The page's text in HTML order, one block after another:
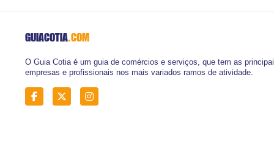
GUIACOTIA.COM
O Guia Cotia é um guia de comércios e serviços, que tem as
empresas e profissionais nos mais variados ramos de atividade.